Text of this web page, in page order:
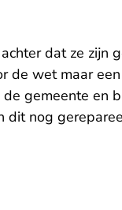
dat ze zijn
de wet maar een
gemeente en
dit nog